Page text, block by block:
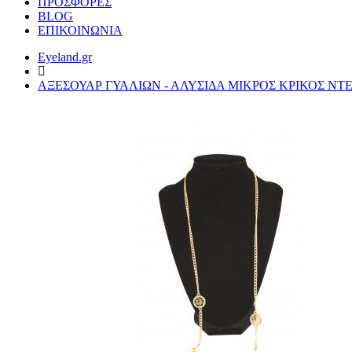
BLOG
ΕΠΙΚΟΙΝΩΝΙΑ
Eyeland.gr
ΑΞΕΣΟΥΑΡ ΓΥΑΛΙΩΝ - ΑΛΥΣΙΔΑ ΜΙΚΡΟΣ ΚΡΙΚΟΣ